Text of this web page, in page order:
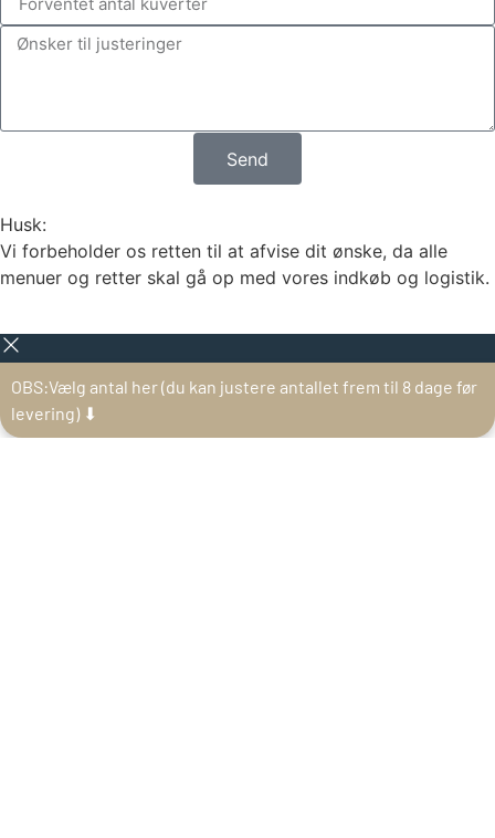
Send
Husk:
Vi forbeholder os retten til at afvise dit ønske, da alle
menuer og retter skal gå op med vores indkøb og logistik.